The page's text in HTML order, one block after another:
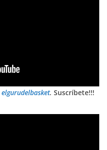
elgurudelbasket. Suscríbete!!!